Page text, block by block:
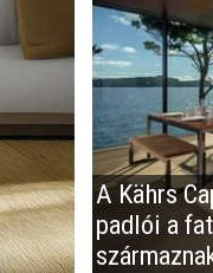
A Kährs
padlói a